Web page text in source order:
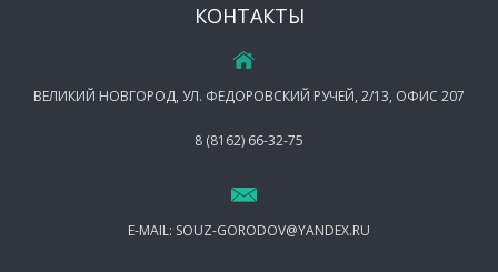
КОНТАКТЫ
ВЕЛИКИЙ НОВГОРОД, УЛ. ФЕДОРОВСКИЙ РУЧЕЙ, 2/13, ОФИС 207
8 (8162) 66-32-75
E-MAIL: SOUZ-GORODOV@YANDEX.RU